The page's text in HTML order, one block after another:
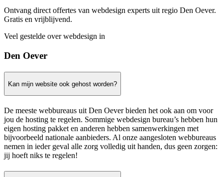
Ontvang direct offertes van webdesign experts uit regio Den Oever.
Gratis en vrijblijvend.
Veel gestelde over webdesign in
Den Oever
Kan mijn website ook gehost worden?
De meeste webbureaus uit Den Oever bieden het ook aan om voor
jou de hosting te regelen. Sommige webdesign bureau’s hebben hun
eigen hosting pakket en anderen hebben samenwerkingen met
bijvoorbeeld nationale aanbieders. Al onze aangesloten webbureaus
nemen in ieder geval alle zorg volledig uit handen, dus geen zorgen:
jij hoeft niks te regelen!